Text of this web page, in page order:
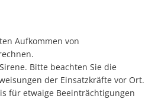
Aufkommen von
Bitte beachten Sie die
der Einsatzkräfte vor Ort.
für etwaige Beeinträchtigungen